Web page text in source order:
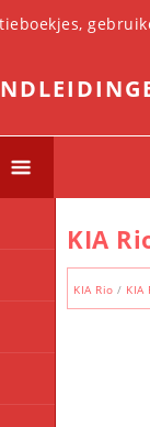
KIA
KIA Rio / KIA